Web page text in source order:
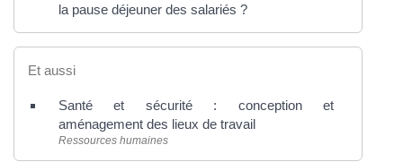
la pause déjeuner des salariés ?
Et aussi
Santé et sécurité : conception et
aménagement des lieux de travail
Ressources humaines